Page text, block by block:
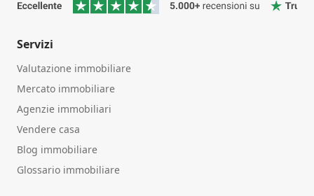
Servizi
Valutazione immobiliare
Mercato immobiliare
Agenzie immobiliari
Vendere casa
Blog immobiliare
Glossario immobiliare